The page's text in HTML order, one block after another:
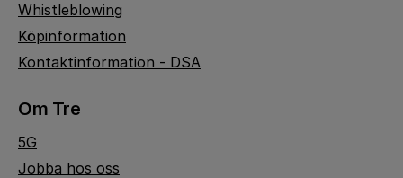
Whistleblowing
Köpinformation
Kontaktinformation - DSA
Om Tre
5G
Jobba hos oss